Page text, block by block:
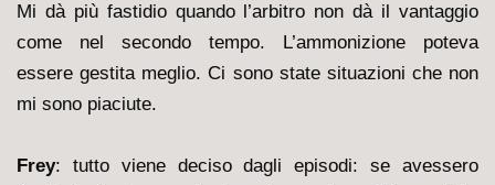
Mi dà più fastidio quando l’arbitro non dà il vantaggio
come nel secondo tempo. L’ammonizione poteva
essere gestita meglio. Ci sono state situazioni che non
mi sono piaciute.
Frey: tutto viene deciso dagli episodi: se avessero